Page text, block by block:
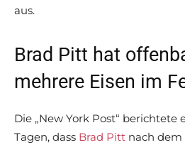
aus.
Brad Pitt hat
mehrere Eisen im
Die „New York Post“ berichtete
Tagen, dass Brad Pitt nach dem